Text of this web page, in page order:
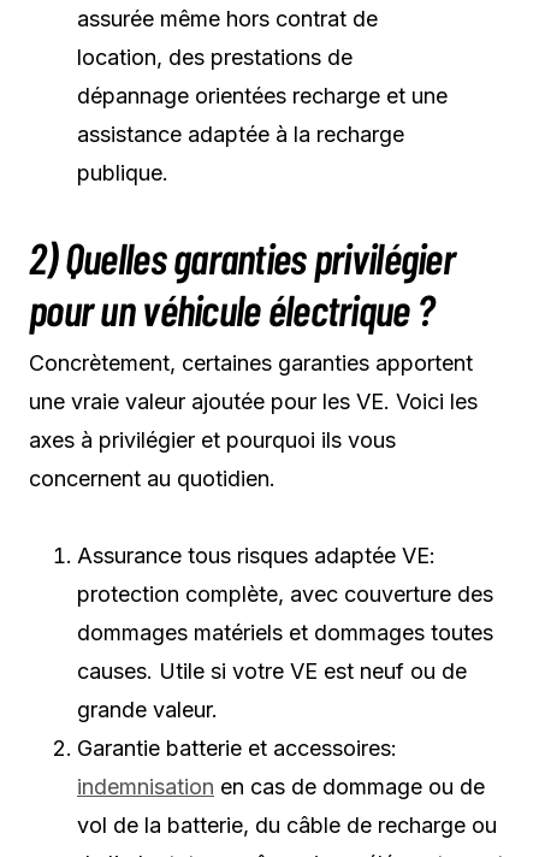
assurée même hors contrat de
location, des prestations de
dépannage orientées recharge et une
assistance adaptée à la recharge
publique.
2) Quelles garanties privilégier
pour un véhicule électrique ?
Concrètement, certaines garanties apportent
une vraie valeur ajoutée pour les VE. Voici les
axes à privilégier et pourquoi ils vous
concernent au quotidien.
Assurance tous risques adaptée VE:
protection complète, avec couverture des
dommages matériels et dommages toutes
causes. Utile si votre VE est neuf ou de
grande valeur.
Garantie batterie et accessoires:
indemnisation en cas de dommage ou de
vol de la batterie, du câble de recharge ou